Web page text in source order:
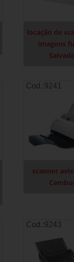
locação de
imagens
Cod.:9241
scanner
Cod.:9243